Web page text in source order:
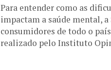
Para entender como as
impactam a saúde mental, a
consumidores de todo o
realizado pelo Instituto